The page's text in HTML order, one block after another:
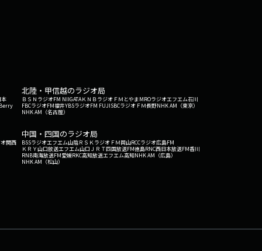
本
北陸・甲信越のラジオ局
ＢＳＮラジオFM NIIGATAＫＮＢラジオ ＦＭとやまMROラジオエフエム石川
FBCラジオFM福井YBSラジオFM FUJISBCラジオ ＦＭ長野NHK AM（東京）
NHK AM（名古屋）
関西
中国・四国のラジオ局
BSSラジオエフエム山陰ＲＳＫラジオ ＦＭ岡山RCCラジオ広島FM
ＫＲＹ山口放送エフエム山口 ＪＲＴ四国放送FM徳島RNC西日本放送FM香川
RNB南海放送FM愛媛RKC高知放送エフエム高知NHK AM（広島）
NHK AM（松山）